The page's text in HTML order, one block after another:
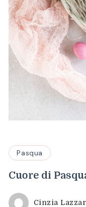
Pasqua
Cuore di
Cinzia